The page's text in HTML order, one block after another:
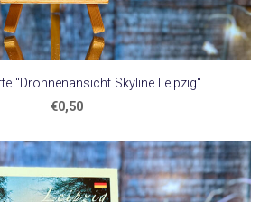
"Drohnenansicht Skyline Leipzig"
€0,50